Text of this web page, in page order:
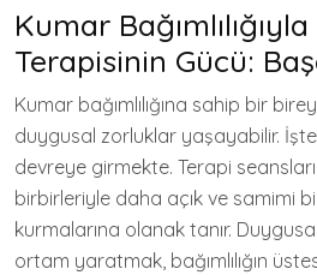
Kumar
Terapisinin Gücü:
Kumar bağımlılığına sahip bir
duygusal zorluklar yaşayabilir.
devreye girmekte. Terapi
birbirleriyle daha açık ve samimi
kurmalarına olanak tanır.
ortam yaratmak, bağımlılığın